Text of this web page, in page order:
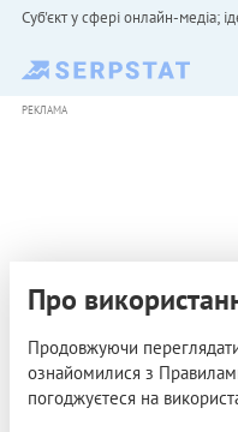
Cуб'єкт у сфері онлайн-медіа;
РЕКЛАМА
Про
Продовжуючи
ознайомилися з
погоджуєтеся на